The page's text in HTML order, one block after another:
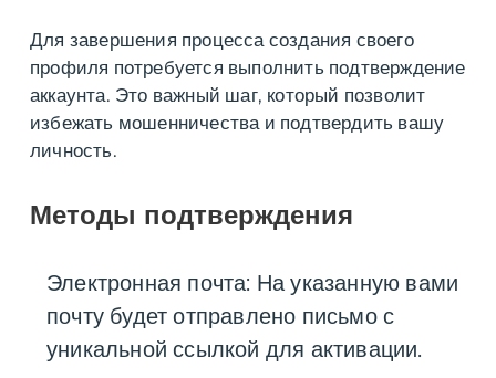
Для завершения процесса создания своего
профиля потребуется выполнить подтверждение
аккаунта. Это важный шаг, который позволит
избежать мошенничества и подтвердить вашу
личность.
Методы подтверждения
Электронная почта: На указанную вами
почту будет отправлено письмо с
уникальной ссылкой для активации.